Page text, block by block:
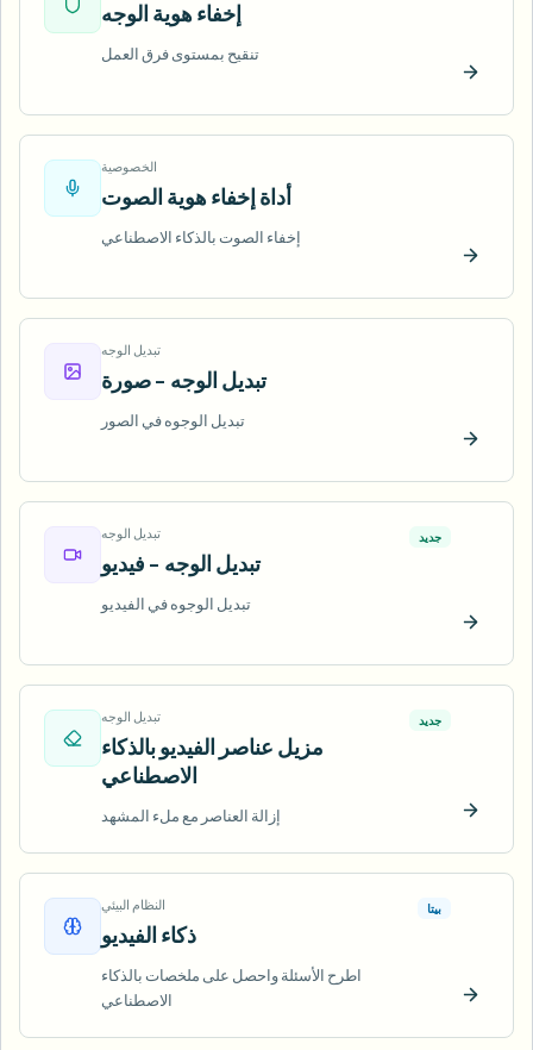
إخفاء هوية الوجه
تنقيح بمستوى فرق العمل
الآن
الخصوصية
أداة إخفاء هوية الصوت
إخفاء الصوت بالذكاء الاصطناعي
الآن
تبديل الوجه
تبديل الوجه - صورة
تبديل الوجوه في الصور
الآن
تبديل الوجه
تبديل الوجه - فيديو
جديد
تبديل الوجوه في الفيديو
الآن
تبديل الوجه
مزيل عناصر الفيديو بالذكاء
الاصطناعي
جديد
إزالة العناصر مع ملء المشهد الآن
النظام البيئي
ذكاء الفيديو
بيتا
اطرح الأسئلة واحصل على ملخصات بالذكاء
الاصطناعي
الآن